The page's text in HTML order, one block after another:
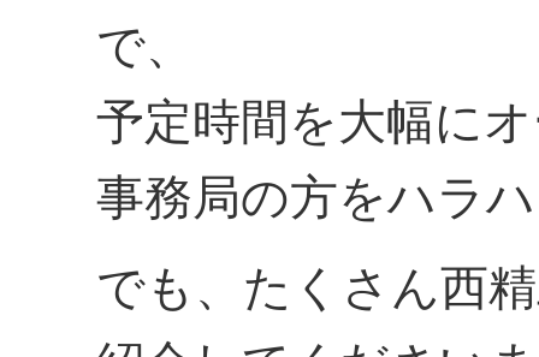
で、
予定時間を大幅に
事務局の方をハラ
でも、たくさん西